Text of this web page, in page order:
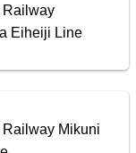
Railway
Eiheiji Line
Railway Mikuni